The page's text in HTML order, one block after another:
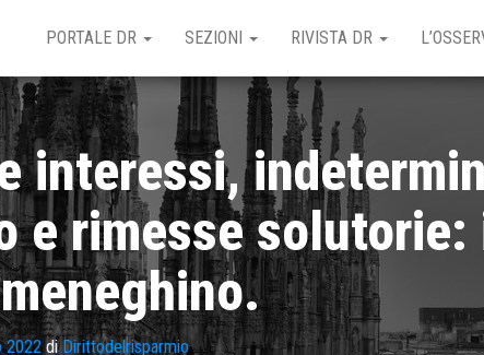
PORTALE DR SEZIONI RIVISTA DR
interessi,
e rimesse
2022 diDirittodelrisparmio